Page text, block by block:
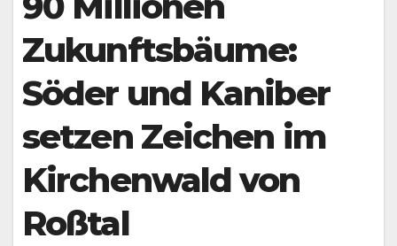
Zukunftsbäume:
Söder und Kaniber
setzen Zeichen im
Kirchenwald von
Roßtal